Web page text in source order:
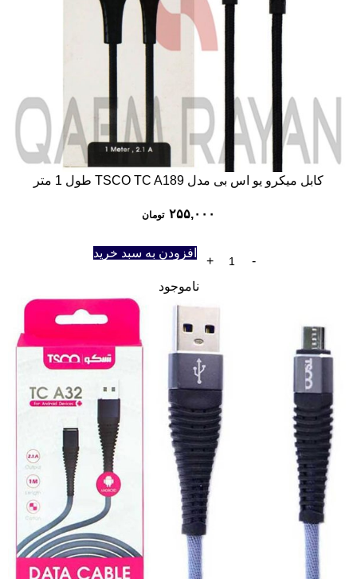
کابل میکرو یو اس بی مدل TSCO TC A189 طول 1 متر
۲۵۵,۰۰۰ تومان
افزودن به سبد خرید
ناموجود